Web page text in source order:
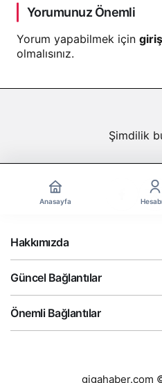
Yorumunuz Önemli
Yorum yapabilmek için giriş
olmalısınız.
Şimdilik
Anasayfa
Hakkımızda
Güncel Bağlantılar
Önemli Bağlantılar
gigahaber.com